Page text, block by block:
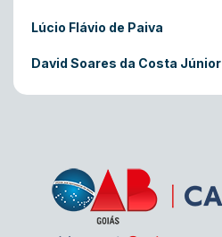
Lúcio Flávio de Paiva
David Soares da Costa Júnior